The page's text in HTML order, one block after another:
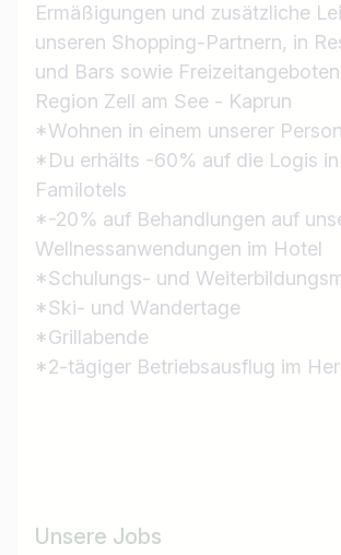
Ermäßigungen und zusätzliche
unseren Shopping-Partnern, in
und Bars sowie
Region Zell am See - Kaprun
*Wohnen in einem unserer
*Du erhälts -60% auf die Logis in
Familotels
*-20% auf Behandlungen auf
Wellnessanwendungen im Hotel
*Schulungs- und
*Ski- und Wandertage
*Grillabende
*2-tägiger Betriebsausflug im
Unsere Jobs